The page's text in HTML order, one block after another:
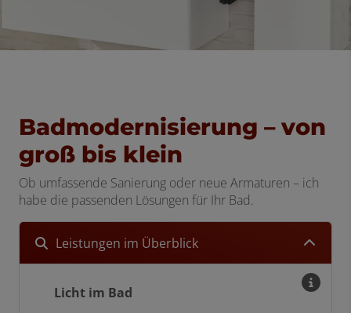
Badmodernisierung – von
groß bis klein
Ob umfassende Sanierung oder neue Armaturen – ich
habe die passenden Lösungen für Ihr Bad.
Leistungen im Überblick
Licht im Bad